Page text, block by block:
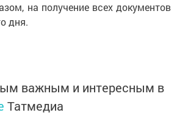
на получение всех документов
дня.
важным и интересным в
Татмедиа